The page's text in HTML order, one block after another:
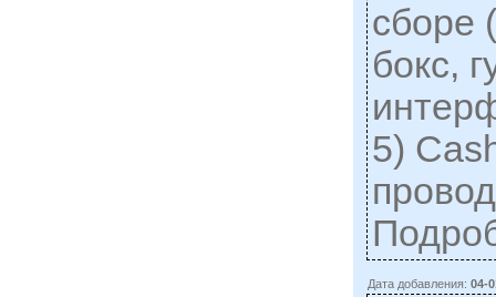
сборе
бокс,
5)
Дата добавления:04-